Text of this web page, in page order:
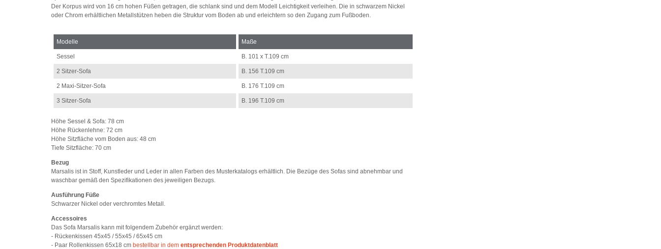
Der Korpus wird von 16 cm hohen Füßen getragen, die schlank sind und dem Modell Leichtigkeit verleihen. Die in schwarzem Nickel
oder Chrom erhältlichen Metallstützen heben die Struktur vom Boden ab und erleichtern so den Zugang zum Fußboden.
Modelle Maße
Sessel B. 101 x T.109 cm
2 Sitzer-Sofa B. 156 T.109 cm
2 Maxi-Sitzer-Sofa B. 176 T.109 cm
3 Sitzer-Sofa B. 196 T.109 cm
Höhe Sessel & Sofa: 78 cm
Höhe Rückenlehne: 72 cm
Höhe Sitzfläche vom Boden aus: 48 cm
Tiefe Sitzfläche: 70 cm
Bezug
Marsalis ist in Stoff, Kunstleder und Leder in allen Farben des Musterkatalogs erhältlich. Die Bezüge des Sofas sind abnehmbar und
waschbar gemäß den Spezifikationen des jeweiligen Bezugs.
Ausführung Füße
Schwarzer Nickel oder verchromtes Metall.
Accessoires
Das Sofa Marsalis kann mit folgendem Zubehör ergänzt werden:
- Rückenkissen 45x45 / 55x45 / 65x45 cm
- Paar Rollenkissen 65x18 cm bestellbar in dementsprechenden Produktdatenblatt